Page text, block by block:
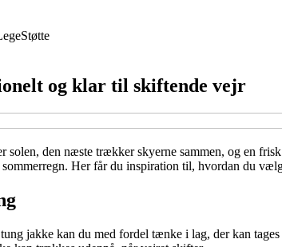
Støtte
og klar til skiftende vejr
solen, den næste trækker skyerne sammen, og en
Her får du inspiration til, hvordan du
jakke kan du med fordel tænke i lag, der kan